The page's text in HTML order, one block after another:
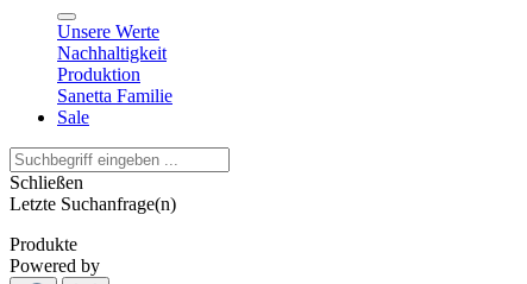
Unsere Werte
Nachhaltigkeit
Produktion
Sanetta Familie
Sale
Schließen
Letzte Suchanfrage(n)
Produkte
Powered by